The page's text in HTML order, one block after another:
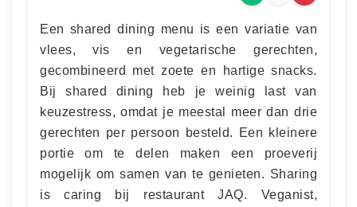
Een shared dining menu is een variatie van
vlees, vis en vegetarische gerechten,
gecombineerd met zoete en hartige snacks.
Bij shared dining heb je weinig last van
keuzestress, omdat je meestal meer dan drie
gerechten per persoon besteld. Een kleinere
portie om te delen maken een proeverij
mogelijk om samen van te genieten. Sharing
is caring bij restaurant JAQ. Veganist,